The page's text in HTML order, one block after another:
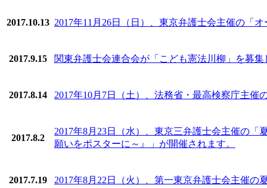
2017.10.13 2017年11月26日（日）、東京弁護士会主催の「
2017.9.15 関東弁護士会連合会が「こども憲法川柳」を募
2017.8.14 2017年10月7日（土）、法務省・最高検察庁主
2017.8.2
2017年8月23日（水）、東京三弁護士会主催の
願いをポスターに～』」が開催されます。
2017.7.19 2017年8月22日（火）、第一東京弁護士会主催